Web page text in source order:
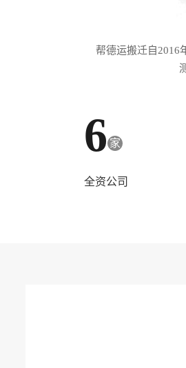
帮德运搬迁自2016
6 家
全资公司